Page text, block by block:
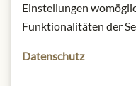
Puder- und
Einstellungen
Funktionalitäten der
Datenschutz